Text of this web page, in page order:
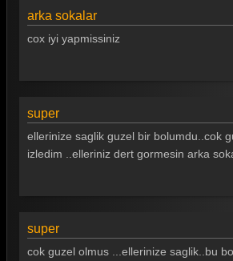
Arka Sokaklar 24. Bölüm
Arka Sokaklar 23. Bölüm
Arka Sokaklar 20. Bölüm
Arka Sokaklar 19. Bölüm
Arka Sokaklar 16. Bölüm
arka sokalar
cox iyi yapmissiniz
super
ellerinize saglik guzel bir bolumdu..cok
izledim ..elleriniz dert gormesin arka
super
cok guzel olmus ...ellerinize saglik..bu